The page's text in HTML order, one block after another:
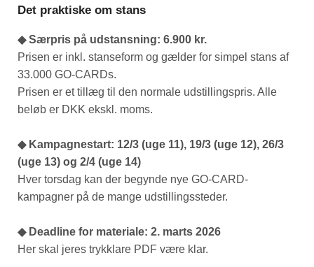
Det praktiske om stans
◆ Særpris på udstansning: 6.900 kr.
Prisen er inkl. stanseform og gælder for simpel stans af
33.000 GO-CARDs.
Prisen er et tillæg til den normale udstillingspris. Alle
beløb er DKK ekskl. moms.
◆ Kampagnestart: 12/3 (uge 11), 19/3 (uge 12), 26/3
(uge 13) og 2/4 (uge 14)
Hver torsdag kan der begynde nye GO-CARD-
kampagner på de mange udstillingssteder.
◆ Deadline for materiale: 2. marts 2026
Her skal jeres trykklare PDF være klar.